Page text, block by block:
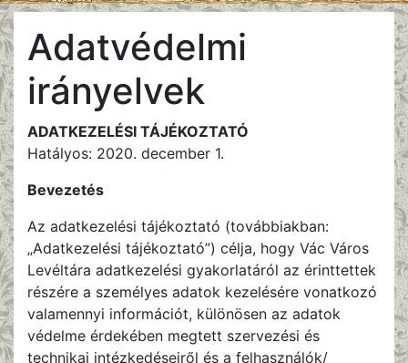
Adatvédelmi
irányelvek
ADATKEZELÉSI TÁJÉKOZTATÓ
Hatályos: 2020. december 1.
Bevezetés
Az adatkezelési tájékoztató (továbbiakban:
„Adatkezelési tájékoztató”) célja, hogy Vác Város
Levéltára adatkezelési gyakorlatáról az érinttettek
részére a személyes adatok kezelésére vonatkozó
valamennyi információt, különösen az adatok
védelme érdekében megtett szervezési és
technikai intézkedéseiről és a felhasználók/